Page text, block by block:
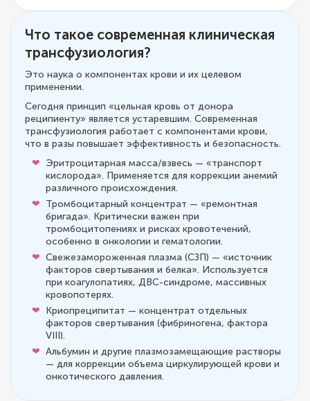
Что такое современная клиническая
трансфузиология?
Это наука о компонентах крови и их целевом
применении.
Сегодня принцип «цельная кровь от донора
реципиенту» является устаревшим. Современная
трансфузиология работает с компонентами крови,
что в разы повышает эффективность и безопасность.
Эритроцитарная масса/взвесь — «транспорт
кислорода». Применяется для коррекции анемий
различного происхождения.
Тромбоцитарный концентрат — «ремонтная
бригада». Критически важен при
тромбоцитопениях и рисках кровотечений,
особенно в онкологии и гематологии.
Свежезамороженная плазма (СЗП) — «источник
факторов свертывания и белка». Используется
при коагулопатиях, ДВС-синдроме, массивных
кровопотерях.
Криопреципитат — концентрат отдельных
факторов свертывания (фибриногена, фактора
VIII).
Альбумин и другие плазмозамещающие растворы
— для коррекции объема циркулирующей крови и
онкотического давления.